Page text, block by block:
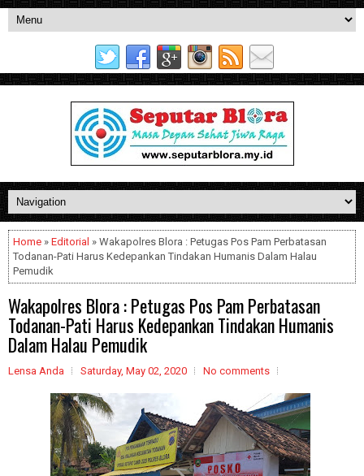
Home » Editorial » Wakapolres Blora : Petugas Pos Pam Perbatasan
Todanan-Pati Harus Kedepankan Tindakan Humanis Dalam Halau
Pemudik
Wakapolres Blora : Petugas Pos Pam Perbatasan
Todanan-Pati Harus Kedepankan Tindakan Humanis
Dalam Halau Pemudik
Lensa Anda Saturday, May 02, 2020 No comments